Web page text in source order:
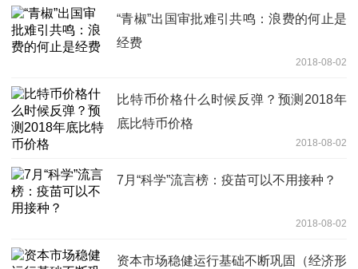
“青椒”出国审批难引共鸣：浪费的何止是
经费
2018-08-02
比特币价格什么时候反弹？预测2018年
底比特币价格
2018-08-02
7月“科学”流言榜：疫苗可以不用接种？
2018-08-02
资本市场稳健运行基础不断巩固（经济形